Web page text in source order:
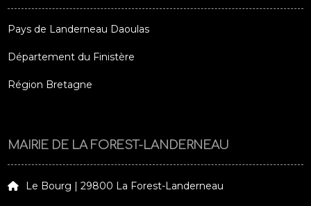
Pays de Landerneau Daoulas
Département du Finistère
Région Bretagne
MAIRIE DE LA FOREST-LANDERNEAU
Le Bourg | 29800 La Forest-Landerneau